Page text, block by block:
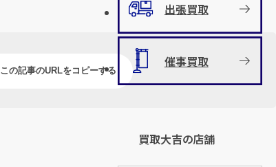
この記事のURLをコピーする
出張買取
催事買取
買取大吉の店舗